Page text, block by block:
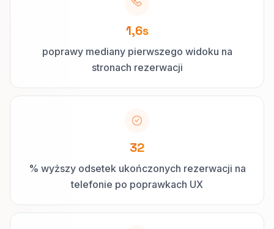
1,6s
poprawy mediany pierwszego widoku na
stronach rezerwacji
32
% wyższy odsetek ukończonych rezerwacji na
telefonie po poprawkach UX